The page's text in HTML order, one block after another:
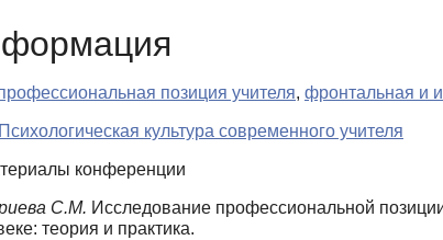
позиция учителя, фронтальная и
Психологическая культура современного учителя
конференции
С.М. Исследование профессиональной
теория и практика.